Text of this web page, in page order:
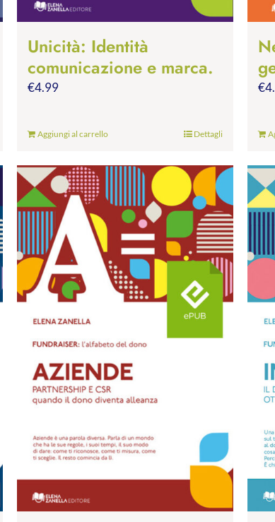
Unicità: Identità
comunicazione e marca.
€4.99
Aggiungi al carrello Dettagli
€